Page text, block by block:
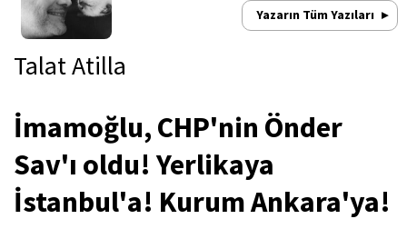
Yazarın Tüm Yazıları
Talat Atilla
İmamoğlu, CHP'nin Önder
Sav'ı oldu! Yerlikaya
İstanbul'a! Kurum Ankara'ya!